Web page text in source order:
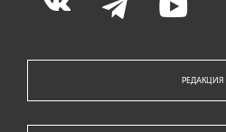
РЕДАКЦИЯ